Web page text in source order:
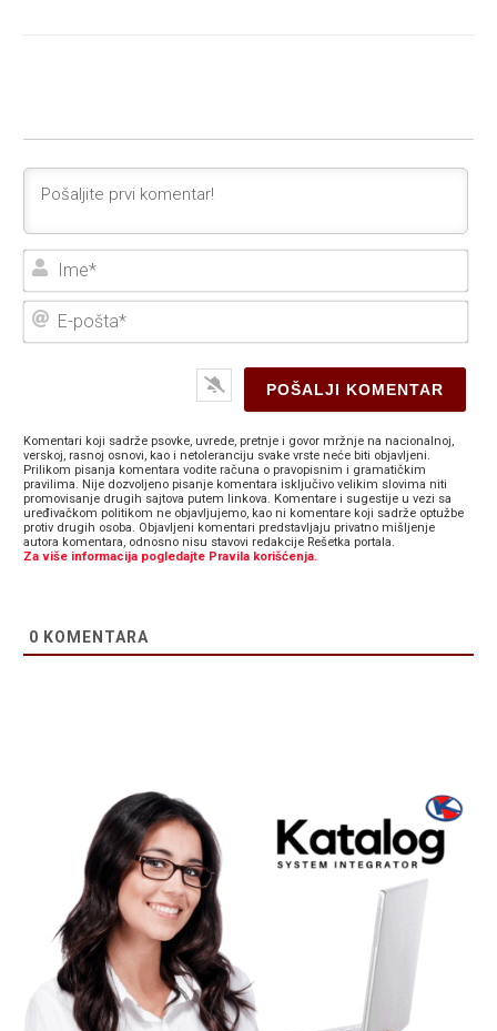
E-
Komentari koji sadrže psovke, uvrede, pretnje i govor mržnje na nacionalnoj,
verskoj, rasnoj osnovi, kao i netoleranciju svake vrste neće biti objavljeni.
Prilikom pisanja komentara vodite računa o pravopisnim i gramatičkim
pravilima. Nije dozvoljeno pisanje komentara isključivo velikim slovima niti
promovisanje drugih sajtova putem linkova. Komentare i sugestije u vezi sa
uređivačkom politikom ne objavljujemo, kao ni komentare koji sadrže optužbe
protiv drugih osoba. Objavljeni komentari predstavljaju privatno mišljenje
autora komentara, odnosno nisu stavovi redakcije Rešetka portala.
Za više informacija pogledajte Pravila korišćenja.
0 KOMENTARA